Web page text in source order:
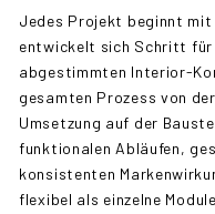
Jedes Projekt beginnt mit
entwickelt sich Schritt
abgestimmten Interior-
gesamten Prozess von
Umsetzung auf der
funktionalen Abläufen,
konsistenten
flexibel als einzelne